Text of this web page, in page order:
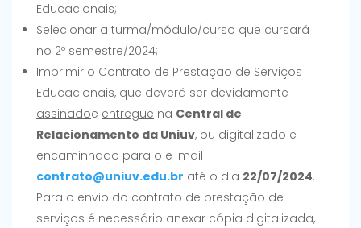
Educacionais;
Selecionar a turma/módulo/curso que cursará
no 2º semestre/2024;
Imprimir o Contrato de Prestação de Serviços
Educacionais, que deverá ser devidamente
assinadoe entregue na Central de
Relacionamento da Uniuv, ou digitalizado e
encaminhado para o e-mail
contrato@uniuv.edu.br até o dia 22/07/2024.
Para o envio do contrato de prestação de
serviços é necessário anexar cópia digitalizada,